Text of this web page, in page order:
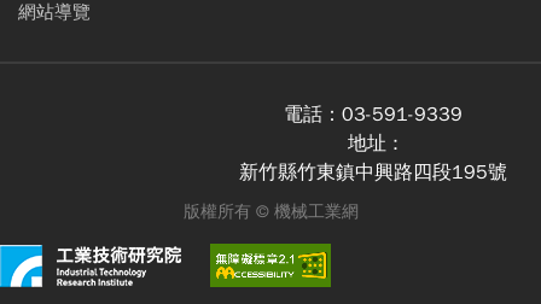
網站導覽
電話： 03-591-9339
地址 :
新竹縣竹東鎮中興路四段195號
版權所有 © 機械工業網